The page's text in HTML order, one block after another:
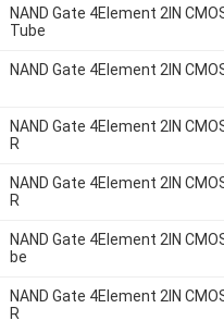
NAND Gate 4Element 2IN
Tube
NAND Gate 4Element 2IN
NAND Gate 4Element 2IN
R
NAND Gate 4Element 2IN
R
NAND Gate 4Element 2IN
be
NAND Gate 4Element 2IN
R